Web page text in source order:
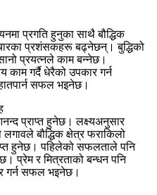
प्रगति हुनुका साथै बौद्धिक
प्रशंसकहरू बढ्नेछन्। बुद्धिको
प्रयत्नले काम बन्नेछ।
गर्दै धेरैको उपकार गर्न
सफल भइनेछ।
प्राप्त हुनेछ। लक्ष्यअनुसार
बौद्धिक क्षेत्र फराकिलो
हुनेछ। पहिलेको सफलताले पनि
प्रेम र मित्रताको बन्धन पनि
गर्न सफल भइनेछ।